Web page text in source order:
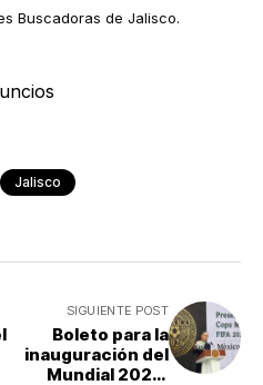
Buscadoras de Jalisco.
Jalisco
SIGUIENTE POST
Boleto para la
inauguración del
Mundial 2026: